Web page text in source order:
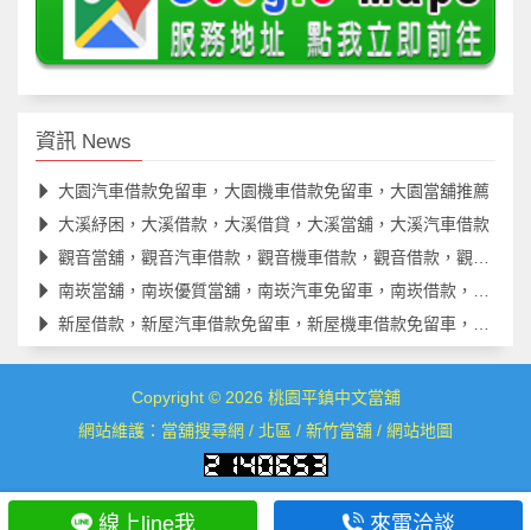
資訊 News
大園汽車借款免留車，大園機車借款免留車，大園當舖推薦
大溪紓困，大溪借款，大溪借貸，大溪當舖，大溪汽車借款
觀音當舖，觀音汽車借款，觀音機車借款，觀音借款，觀音借錢
南崁當舖，南崁優質當舖，南崁汽車免留車，南崁借款，南崁借貸
新屋借款，新屋汽車借款免留車，新屋機車借款免留車，新屋借款
Copyright © 2026 桃園平鎮中文當舖
網站維護： 當舖搜尋網 / 北區 / 新竹當舖 / 網站地圖
線上line我 來電洽談